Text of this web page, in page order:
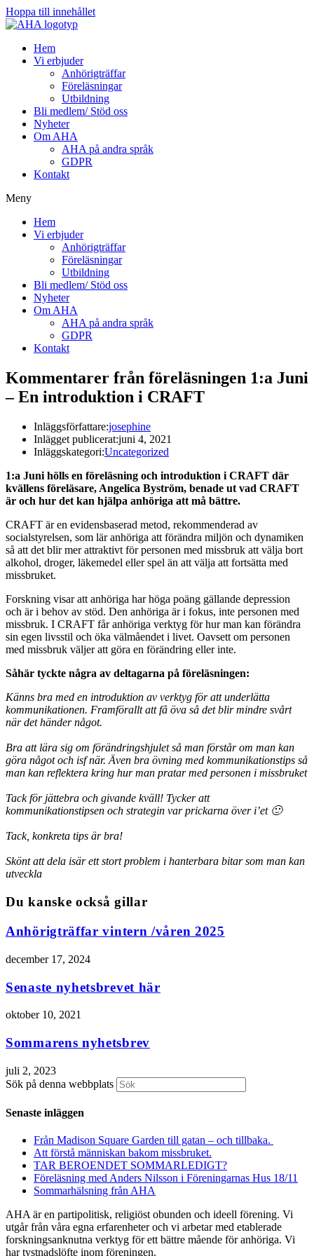
Hoppa till innehållet
Hem
Vi erbjuder
Anhörigträffar
Föreläsningar
Utbildning
Bli medlem/ Stöd oss
Nyheter
Om AHA
AHA på andra språk
GDPR
Kontakt
Meny
Hem
Vi erbjuder
Anhörigträffar
Föreläsningar
Utbildning
Bli medlem/ Stöd oss
Nyheter
Om AHA
AHA på andra språk
GDPR
Kontakt
Kommentarer från föreläsningen 1:a Juni
– En introduktion i CRAFT
Inläggsförfattare:josephine
Inlägget publicerat:juni 4, 2021
Inläggskategori:Uncategorized
1:a Juni hölls en föreläsning och introduktion i CRAFT där
kvällens föreläsare, Angelica Byström, benade ut vad CRAFT
är och hur det kan hjälpa anhöriga att må bättre.
CRAFT är en evidensbaserad metod, rekommenderad av
socialstyrelsen, som lär anhöriga att förändra miljön och dynamiken
så att det blir mer attraktivt för personen med missbruk att välja bort
alkohol, droger, läkemedel eller spel än att välja att fortsätta med
missbruket.
Forskning visar att anhöriga har höga poäng gällande depression
och är i behov av stöd. Den anhöriga är i fokus, inte personen med
missbruk. I CRAFT får anhöriga verktyg för hur man kan förändra
sin egen livsstil och öka välmåendet i livet. Oavsett om personen
med missbruk väljer att göra en förändring eller inte.
Såhär tyckte några av deltagarna på föreläsningen:
Känns bra med en introduktion av verktyg för att underlätta
kommunikationen. Framförallt att få öva så det blir mindre svårt
när det händer något.
Bra att lära sig om förändringshjulet så man förstår om man kan
göra något och isf när. Även bra övning med kommunikationstips så
man kan reflektera kring hur man pratar med personen i missbruket
Tack för jättebra och givande kväll! Tycker att
kommunikationstipsen och strategin var prickarna över i’et 🙂
Tack, konkreta tips är bra!
Skönt att dela isär ett stort problem i hanterbara bitar som man kan
utveckla
Du kanske också gillar
Anhörigträffar vintern /våren 2025
december 17, 2024
Senaste nyhetsbrevet här
oktober 10, 2021
Sommarens nyhetsbrev
juli 2, 2023
Sök på denna webbplats
Senaste inläggen
Från Madison Square Garden till gatan – och tillbaka.
Att förstå människan bakom missbruket.
TAR BEROENDET SOMMARLEDIGT?
Föreläsning med Anders Nilsson i Föreningarnas Hus 18/11
Sommarhälsning från AHA
AHA är en partipolitisk, religiöst obunden och ideell förening. Vi
utgår från våra egna erfarenheter och vi arbetar med etablerade
forskningsanknutna verktyg för ett bättre mående för anhöriga. Vi
har tystnadslöfte inom föreningen.